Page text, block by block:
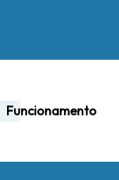
Funcionamento